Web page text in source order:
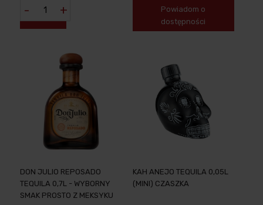
- +
Powiadom o
dostępności
DON JULIO REPOSADO
TEQUILA 0,7L - WYBORNY
SMAK PROSTO Z MEKSYKU
KAH ANEJO TEQUILA 0,05L
(MINI) CZASZKA